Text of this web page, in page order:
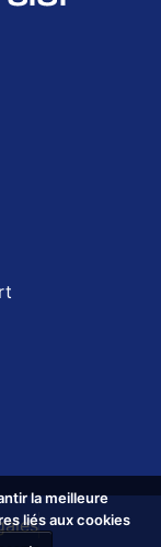
la meilleure
liés aux cookies